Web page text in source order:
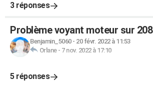
3 réponses
Problème voyant moteur sur 208
Benjamin_5060- 20 févr. 2022 à 11:53
Orlane- 7 nov. 2022 à 17:10
5 réponses